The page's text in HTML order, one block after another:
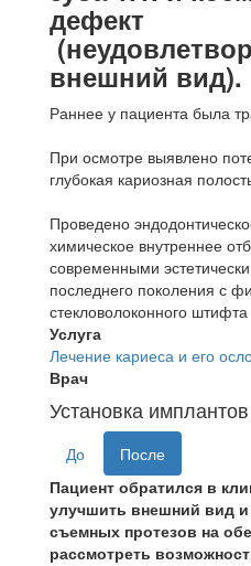
дефект
внешний вид).
Раннее у пациента была
При осмотре выявлено
глубокая кариозная
Проведено
химическое внутреннее
современными
последнего поколения с
стекловолоконного
Услуга
Лечение кариеса и его
Врач
Установка имплантов
До
После
Пациент обратился в
улучшить внешний вид
съемных протезов на
рассмотреть